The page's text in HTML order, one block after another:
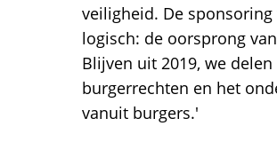
veiligheid. De
logisch: de oorsprong
Blijven uit 2019, we
burgerrechten en het
vanuit burgers.'